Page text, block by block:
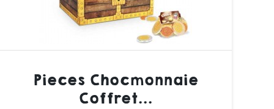
Pieces Chocmonnaie
Coffret...